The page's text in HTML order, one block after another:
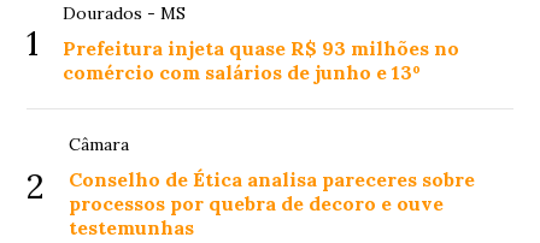
1
Dourados - MS
Prefeitura injeta quase R$ 93 milhões no
comércio com salários de junho e 13º
2
Câmara
Conselho de Ética analisa pareceres sobre
processos por quebra de decoro e ouve
testemunhas